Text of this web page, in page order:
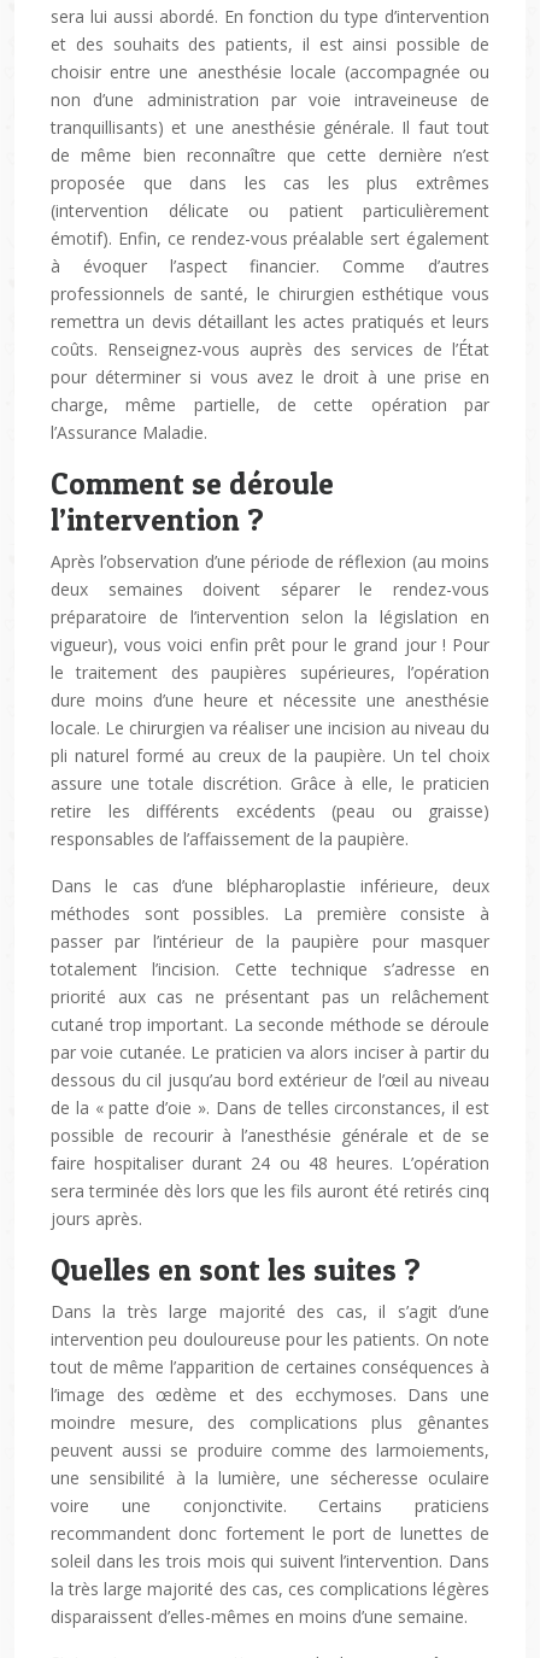
sera lui aussi abordé. En fonction du type d’intervention
et des souhaits des patients, il est ainsi possible de
choisir entre une anesthésie locale (accompagnée ou
non d’une administration par voie intraveineuse de
tranquillisants) et une anesthésie générale. Il faut tout
de même bien reconnaître que cette dernière n’est
proposée que dans les cas les plus extrêmes
(intervention délicate ou patient particulièrement
émotif). Enfin, ce rendez-vous préalable sert également
à évoquer l’aspect financier. Comme d’autres
professionnels de santé, le chirurgien esthétique vous
remettra un devis détaillant les actes pratiqués et leurs
coûts. Renseignez-vous auprès des services de l’État
pour déterminer si vous avez le droit à une prise en
charge, même partielle, de cette opération par
l’Assurance Maladie.
Comment se déroule
l’intervention ?
Après l’observation d’une période de réflexion (au moins
deux semaines doivent séparer le rendez-vous
préparatoire de l’intervention selon la législation en
vigueur), vous voici enfin prêt pour le grand jour ! Pour
le traitement des paupières supérieures, l’opération
dure moins d’une heure et nécessite une anesthésie
locale. Le chirurgien va réaliser une incision au niveau du
pli naturel formé au creux de la paupière. Un tel choix
assure une totale discrétion. Grâce à elle, le praticien
retire les différents excédents (peau ou graisse)
responsables de l’affaissement de la paupière.
Dans le cas d’une blépharoplastie inférieure, deux
méthodes sont possibles. La première consiste à
passer par l’intérieur de la paupière pour masquer
totalement l’incision. Cette technique s’adresse en
priorité aux cas ne présentant pas un relâchement
cutané trop important. La seconde méthode se déroule
par voie cutanée. Le praticien va alors inciser à partir du
dessous du cil jusqu’au bord extérieur de l’œil au niveau
de la « patte d’oie ». Dans de telles circonstances, il est
possible de recourir à l’anesthésie générale et de se
faire hospitaliser durant 24 ou 48 heures. L’opération
sera terminée dès lors que les fils auront été retirés cinq
jours après.
Quelles en sont les suites ?
Dans la très large majorité des cas, il s’agit d’une
intervention peu douloureuse pour les patients. On note
tout de même l’apparition de certaines conséquences à
l’image des œdème et des ecchymoses. Dans une
moindre mesure, des complications plus gênantes
peuvent aussi se produire comme des larmoiements,
une sensibilité à la lumière, une sécheresse oculaire
voire une conjonctivite. Certains praticiens
recommandent donc fortement le port de lunettes de
soleil dans les trois mois qui suivent l’intervention. Dans
la très large majorité des cas, ces complications légères
disparaissent d’elles-mêmes en moins d’une semaine.